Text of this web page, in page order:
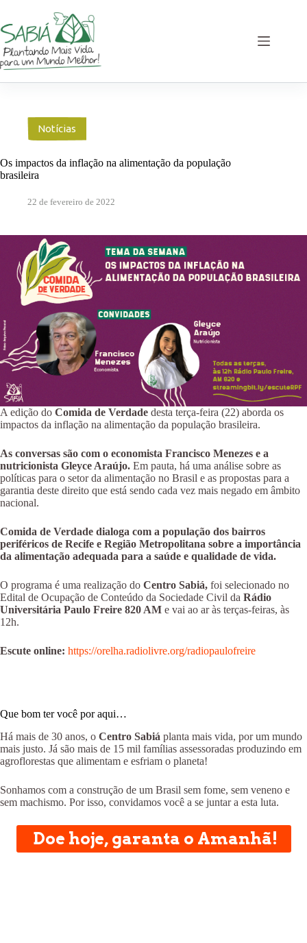
o
conteúdo
Notícias
Os impactos da inflação na alimentação da população
brasileira
22 de fevereiro de 2022
A edição do Comida de Verdade desta terça-feira (22) aborda os
impactos da inflação na alimentação da população brasileira.
As conversas são com o economista Francisco Menezes e a
nutricionista Gleyce Araújo. Em pauta, há uma análise sobre as
políticas para o setor da alimentação no Brasil e as propostas para a
garantia deste direito que está sendo cada vez mais negado em âmbito
nacional.
Comida de Verdade dialoga com a população dos bairros
periféricos de Recife e Região Metropolitana sobre a importância
da alimentação adequada para a saúde e qualidade de vida.
O programa é uma realização do Centro Sabiá, foi selecionado no
Edital de Ocupação de Conteúdo da Sociedade Civil da Rádio
Universitária Paulo Freire 820 AM e vai ao ar às terças-feiras, às
12h.
Escute online: https://orelha.radiolivre.org/radiopaulofreire
Que bom ter você por aqui…
Há mais de 30 anos, o Centro Sabiá planta mais vida, por um mundo
mais justo. Já são mais de 15 mil famílias assessoradas produzindo em
agroflorestas que alimentam e esfriam o planeta!
Sonhamos com a construção de um Brasil sem fome, sem veneno e
sem machismo. Por isso, convidamos você a se juntar a esta luta.
Doe hoje, garanta o Amanhã!